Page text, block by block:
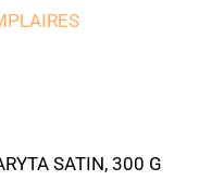
SATIN, 300 G